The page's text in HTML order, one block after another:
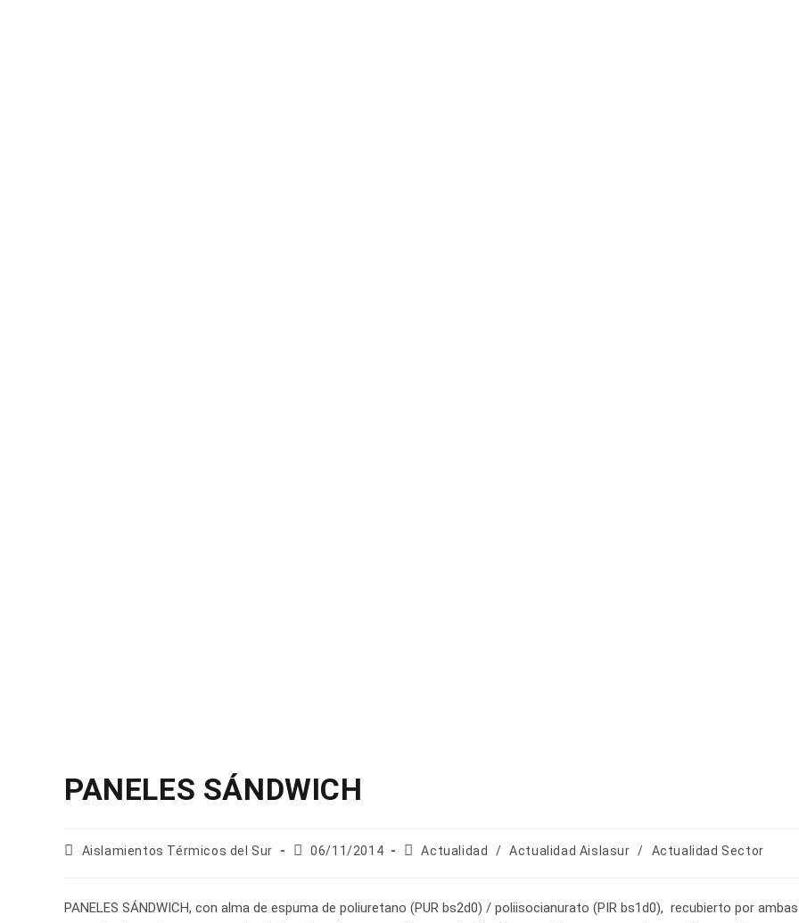
PANELES SÁNDWICH
Autor
entrada:
Aislamientos Térmicos del Sur
Publicación
entrada:
06/11/2014
Categoría
entrada:
Actualidad / Actualidad Aislasur / Actualidad Sector
PANELES SÁNDWICH, con alma de espuma de poliuretano (PUR bs2d0) / poliisocianurato (PIR bs1d0), recubierto por ambas